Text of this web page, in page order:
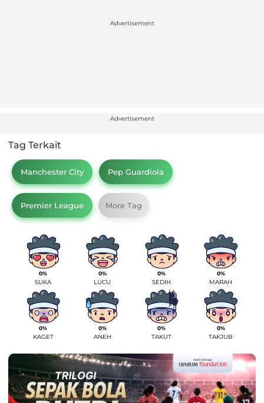
Advertisement
Advertisement
Tag Terkait
Manchester City Pep Guardiola
Premier League More Tag
0%
SUKA
0%
LUCU
0%
SEDIH
0%
MARAH
0%
KAGET
0%
ANEH
0%
TAKUT
0%
TAKJUB